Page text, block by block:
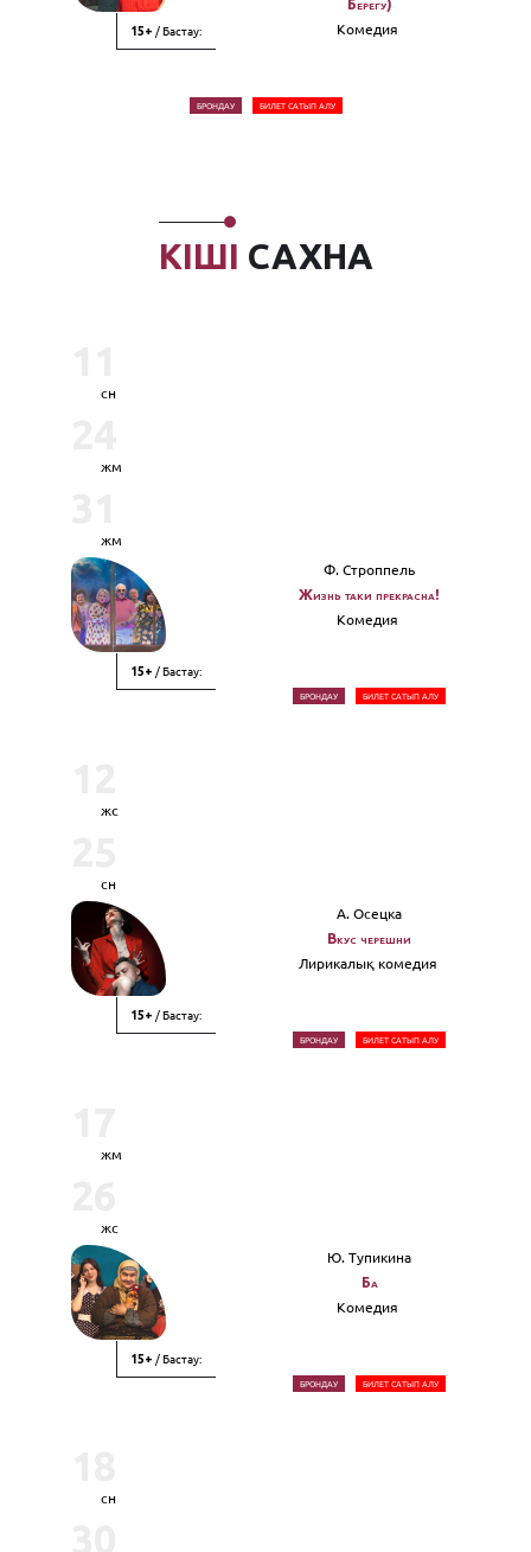
15+ / Бастау:
Берегу)
Комедия
БРОНДАУ БИЛЕТ САТЫП АЛУ
КІШІ САХНА
сн
жм
жм
15+ / Бастау:
Ф. Строппель
Жизнь таки прекрасна!
Комедия
БРОНДАУ БИЛЕТ САТЫП АЛУ
жс
сн
15+ / Бастау:
А. Осецка
Вкус черешни
Лирикалық комедия
БРОНДАУ БИЛЕТ САТЫП АЛУ
жм
жс
15+ / Бастау:
Ю. Тупикина
Ба
Комедия
БРОНДАУ БИЛЕТ САТЫП АЛУ
сн